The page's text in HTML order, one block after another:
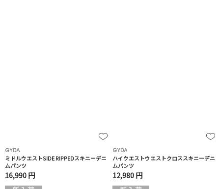
GYDA
ミドルウエストSIDE RIPPEDスキニーデニ
ムパンツ
16,990 円
GYDA
ハイウエストウエストクロススキニーデニ
ムパンツ
12,980 円